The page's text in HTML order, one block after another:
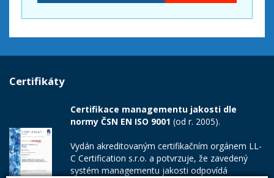
Certifikáty
Certifikace managementu jakosti dle
normy ČSN EN ISO 9001 (od r. 2005).
Vydán akreditovaným certifikačním orgánem LL-
C Certification s.r.o. a potvrzuje, že zavedený
systém managementu jakosti odpovídá